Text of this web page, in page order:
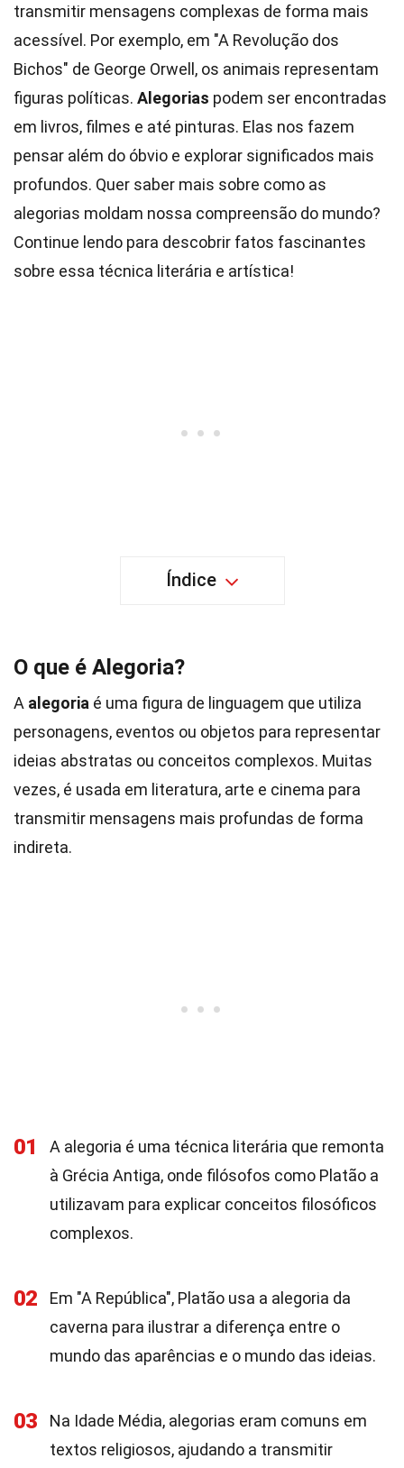
transmitir mensagens complexas de forma mais
acessível. Por exemplo, em "A Revolução dos
Bichos" de George Orwell, os animais representam
figuras políticas. Alegorias podem ser encontradas
em livros, filmes e até pinturas. Elas nos fazem
pensar além do óbvio e explorar significados mais
profundos. Quer saber mais sobre como as
alegorias moldam nossa compreensão do mundo?
Continue lendo para descobrir fatos fascinantes
sobre essa técnica literária e artística!
Índice
O que é Alegoria?
A alegoria é uma figura de linguagem que utiliza
personagens, eventos ou objetos para representar
ideias abstratas ou conceitos complexos. Muitas
vezes, é usada em literatura, arte e cinema para
transmitir mensagens mais profundas de forma
indireta.
01
A alegoria é uma técnica literária que remonta
à Grécia Antiga, onde filósofos como Platão a
utilizavam para explicar conceitos filosóficos
complexos.
02
Em "A República", Platão usa a alegoria da
caverna para ilustrar a diferença entre o
mundo das aparências e o mundo das ideias.
03
Na Idade Média, alegorias eram comuns em
textos religiosos, ajudando a transmitir